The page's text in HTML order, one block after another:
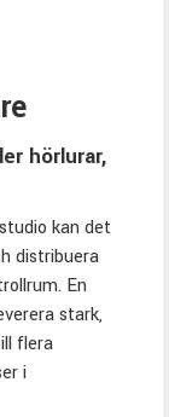
hörlurar,
kan det
distribuera
En
stark,
flera
i